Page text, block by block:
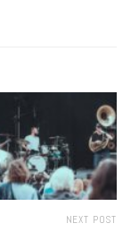
NEXT POST